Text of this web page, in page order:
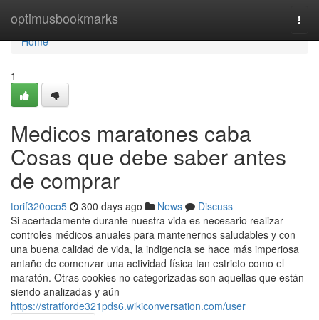
optimusbookmarks
Home
Home
1
Medicos maratones caba
Cosas que debe saber antes
de comprar
torif320oco5 300 days ago News
Discuss
Si acertadamente durante nuestra vida es necesario realizar
controles médicos anuales para mantenernos saludables y con
una buena calidad de vida, la indigencia se hace más imperiosa
antaño de comenzar una actividad física tan estricto como el
maratón. Otras cookies no categorizadas son aquellas que están
siendo analizadas y aún
https://stratforde321pds6.wikiconversation.com/user